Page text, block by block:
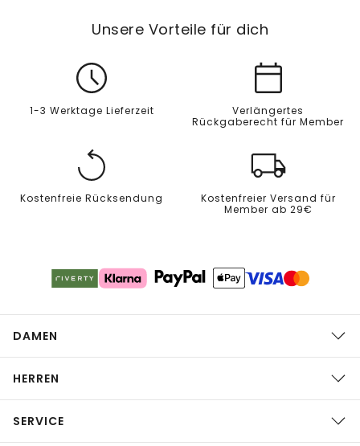
Unsere Vorteile für dich
1-3 Werktage Lieferzeit
Verlängertes
Rückgaberecht für Member
Kostenfreie Rücksendung
Kostenfreier Versand für
Member ab 29€
DAMEN
HERREN
SERVICE